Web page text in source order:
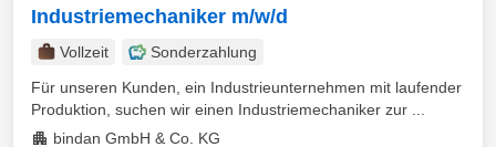
Industriemechaniker m/w/d
Vollzeit
Sonderzahlung
Für unseren Kunden, ein Industrieunternehmen mit laufender
Produktion, suchen wir einen Industriemechaniker zur ...
bindan GmbH & Co. KG